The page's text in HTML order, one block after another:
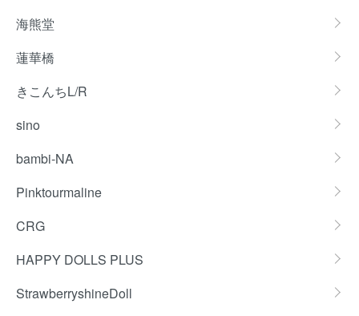
海熊堂
蓮華橋
きこんちL/R
sino
bambi-NA
Pinktourmaline
CRG
HAPPY DOLLS PLUS
StrawberryshineDoll